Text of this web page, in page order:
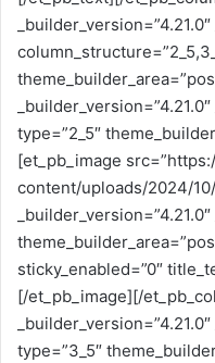
type=”2_5″
[et_pb_image
content/uploads/2024/
sticky_enabled=”0″
[/et_pb_image][/
type=”3_5″